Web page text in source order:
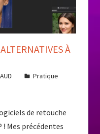
À
Pratique
de retouche
Mes précédentes